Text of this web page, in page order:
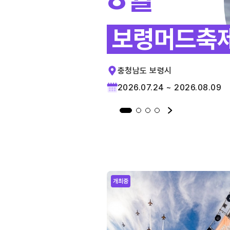
보령머드축
충청남도 보령시
2026.07.24 ~ 2026.08.09
개최중